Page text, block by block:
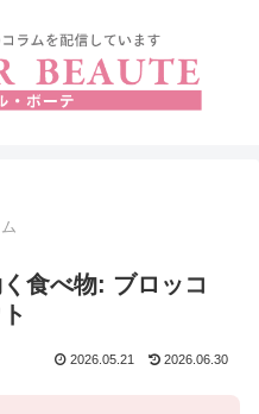
食べ物: ブロッコ
2026.05.21 2026.06.30